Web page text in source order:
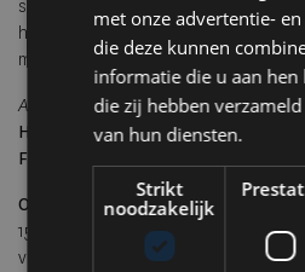
serveert onder meer een delicate
hazelnootmeringue met
moment van verwennerij op het
Arnaud Donckele & Maxime Frédéric
Hotel White 1921, Place des Lices –
Frankrijk
Openingstijden:
15 mei – 8 juni: 12:30 – 22:30 (lunch,
via
www.louisvuitton.com
met onze advertentie-
die deze kunnen
informatie die u aan
die zij hebben
van hun diensten.
Strikt
noodzakelijk